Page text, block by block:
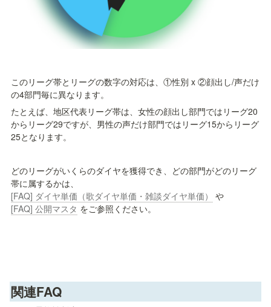
このリーグ帯とリーグの数字の対応は、①性別 x ②顔出し/声だけ
の4部門毎に異なります。
たとえば、地区代表リーグ帯は、女性の顔出し部門ではリーグ20
からリーグ29ですが、男性の声だけ部門ではリーグ15からリーグ
25となります。
どのリーグがいくらのダイヤを獲得でき、どの部門がどのリーグ
帯に属するかは、
[FAQ] ダイヤ単価（歌ダイヤ単価・雑談ダイヤ単価）
や
[FAQ] 公開マスタ をご参照ください。
関連FAQ